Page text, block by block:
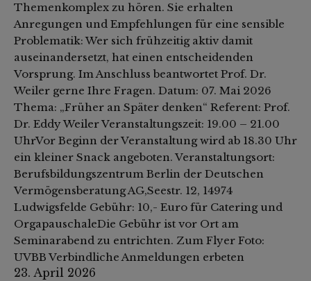
Themenkomplex zu hören. Sie erhalten
Anregungen und Empfehlungen für eine sensible
Problematik: Wer sich frühzeitig aktiv damit
auseinandersetzt, hat einen entscheidenden
Vorsprung. Im Anschluss beantwortet Prof. Dr.
Weiler gerne Ihre Fragen. Datum: 07. Mai 2026
Thema: „Früher an Später denken“ Referent: Prof.
Dr. Eddy Weiler Veranstaltungszeit: 19.00 – 21.00
UhrVor Beginn der Veranstaltung wird ab 18.30 Uhr
ein kleiner Snack angeboten. Veranstaltungsort:
Berufsbildungszentrum Berlin der Deutschen
Vermögensberatung AG,Seestr. 12, 14974
Ludwigsfelde Gebühr: 10,- Euro für Catering und
OrgapauschaleDie Gebühr ist vor Ort am
Seminarabend zu entrichten. Zum Flyer Foto:
UVBB Verbindliche Anmeldungen erbeten
23. April 2026